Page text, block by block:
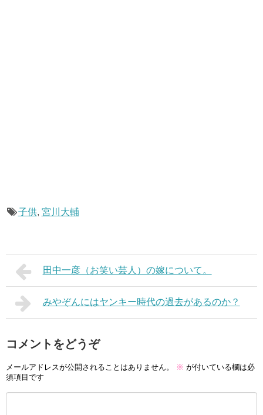
子供, 宮川大輔
田中一彦（お笑い芸人）の嫁について。
みやぞんにはヤンキー時代の過去があるのか？
コメントをどうぞ
メールアドレスが公開されることはありません。 ※ が付いている欄は必
須項目です